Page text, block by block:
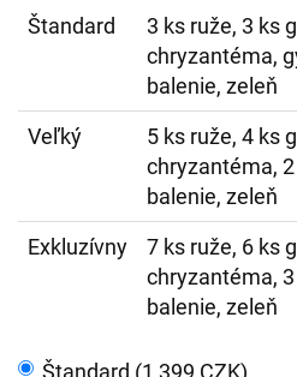
Štandard
3 ks ruže, 3 ks
chryzantéma,
balenie, zeleň
Veľký
5 ks ruže, 4 ks
chryzantéma,
balenie, zeleň
Exkluzívny
7 ks ruže, 6 ks
chryzantéma,
balenie, zeleň
Štandard (1 399 CZK)